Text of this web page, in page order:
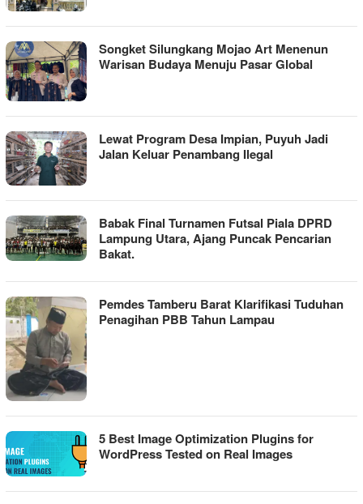
Songket Silungkang Mojao Art Menenun
Warisan Budaya Menuju Pasar Global
Lewat Program Desa Impian, Puyuh Jadi
Jalan Keluar Penambang Ilegal
Babak Final Turnamen Futsal Piala DPRD
Lampung Utara, Ajang Puncak Pencarian
Bakat.
Pemdes Tamberu Barat Klarifikasi Tuduhan
Penagihan PBB Tahun Lampau
5 Best Image Optimization Plugins for
WordPress Tested on Real Images